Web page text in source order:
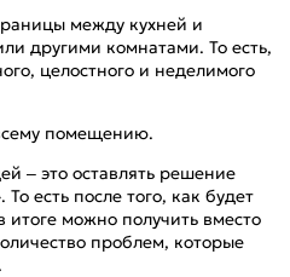
между кухней и
другими комнатами. То есть,
целостного и неделимого
помещению.
– это оставлять решение
есть после того, как будет
можно получить вместо
проблем, которые